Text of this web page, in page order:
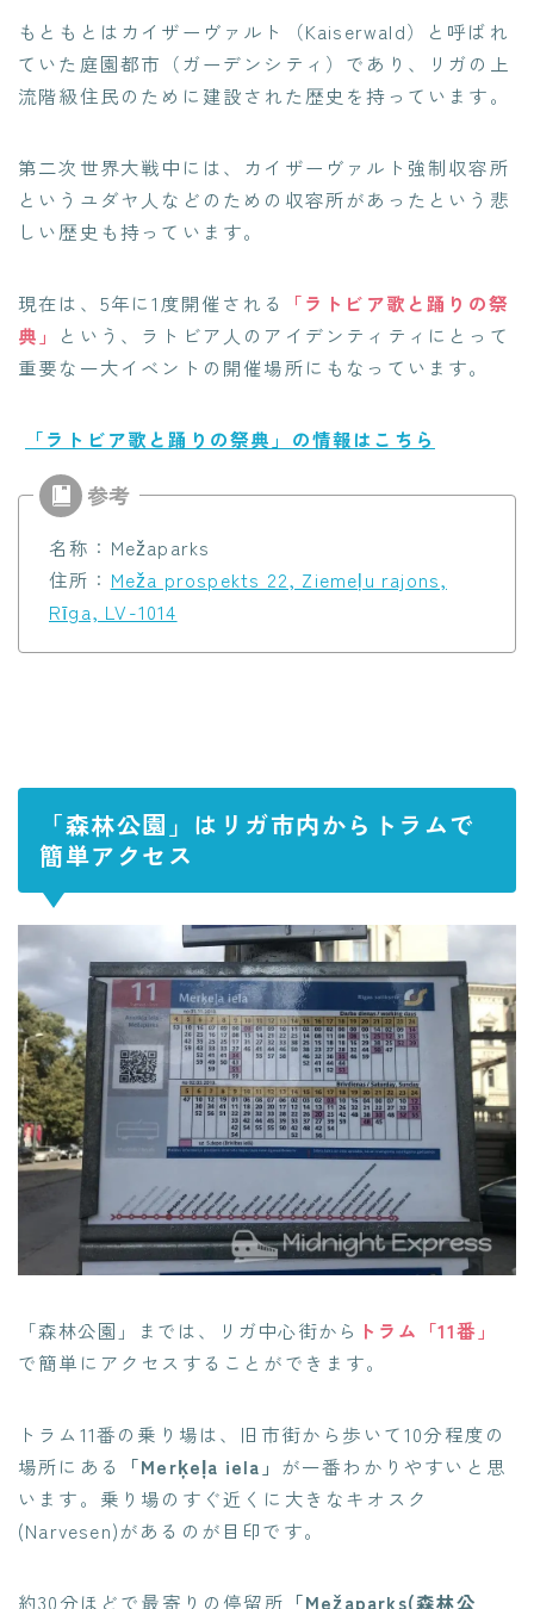
もともとはカイザーヴァルト（Kaiserwald）と呼ばれ
ていた庭園都市（ガーデンシティ）であり、リガの上
流階級住民のために建設された歴史を持っています。
第二次世界大戦中には、カイザーヴァルト強制収容所
というユダヤ人などのための収容所があったという悲
しい歴史も持っています。
現在は、5年に1度開催される
「ラトビア歌と踊りの祭
典」
という、ラトビア人のアイデンティティにとって
重要な一大イベントの開催場所にもなっています。
「ラトビア歌と踊りの祭典」の情報はこちら
名称：Mežaparks
住所： Meža prospekts 22, Ziemeļu rajons,
Rīga, LV-1014
「森林公園」はリガ市内からトラムで
簡単アクセス
「森林公園」までは、リガ中心街から トラム「11番」
で簡単にアクセスすることができます。
トラム11番の乗り場は、旧市街から歩いて10分程度の
場所にある
「Merķeļa iela」 が一番わかりやすいと思
います。乗り場のすぐ近くに大きなキオスク
(Narvesen)があるのが目印です。
約30分ほどで最寄りの 停留所 「Mežaparks(森林公